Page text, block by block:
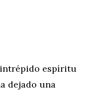
espíritu
dejado una